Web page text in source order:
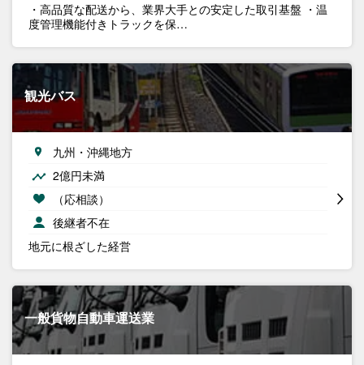
・高品質な配送から、業界大手との安定した取引基盤 ・温
度管理機能付きトラックを保…
観光バス
九州・沖縄地方
2億円未満
（応相談）
後継者不在
地元に根ざした経営
一般貨物自動車運送業